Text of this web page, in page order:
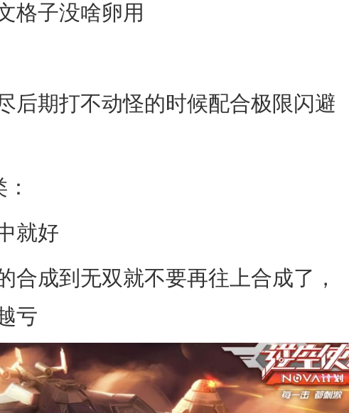
格子没啥卵用
期打不动怪的时候配合极限闪避
就好
成到无双就不要再往上合成了，
亏